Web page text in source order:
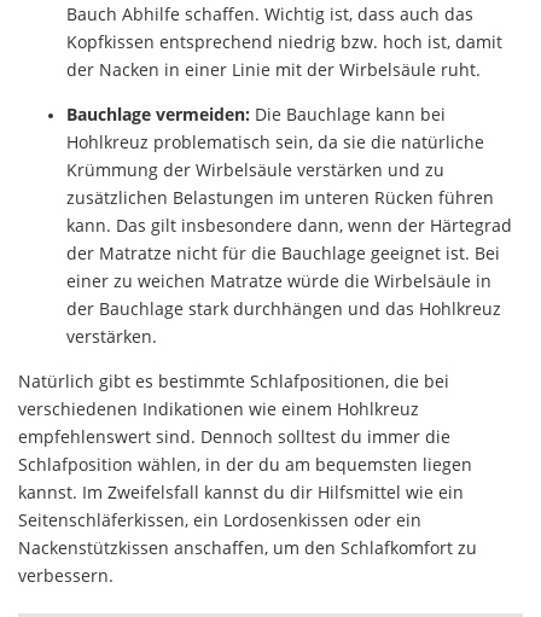
Bauch Abhilfe schaffen. Wichtig ist, dass auch das
Kopfkissen entsprechend niedrig bzw. hoch ist, damit
der Nacken in einer Linie mit der Wirbelsäule ruht.
Bauchlage vermeiden: Die Bauchlage kann bei
Hohlkreuz problematisch sein, da sie die natürliche
Krümmung der Wirbelsäule verstärken und zu
zusätzlichen Belastungen im unteren Rücken führen
kann. Das gilt insbesondere dann, wenn der Härtegrad
der Matratze nicht für die Bauchlage geeignet ist. Bei
einer zu weichen Matratze würde die Wirbelsäule in
der Bauchlage stark durchhängen und das Hohlkreuz
verstärken.
Natürlich gibt es bestimmte Schlafpositionen, die bei
verschiedenen Indikationen wie einem Hohlkreuz
empfehlenswert sind. Dennoch solltest du immer die
Schlafposition wählen, in der du am bequemsten liegen
kannst. Im Zweifelsfall kannst du dir Hilfsmittel wie ein
Seitenschläferkissen, ein Lordosenkissen oder ein
Nackenstützkissen anschaffen, um den Schlafkomfort zu
verbessern.